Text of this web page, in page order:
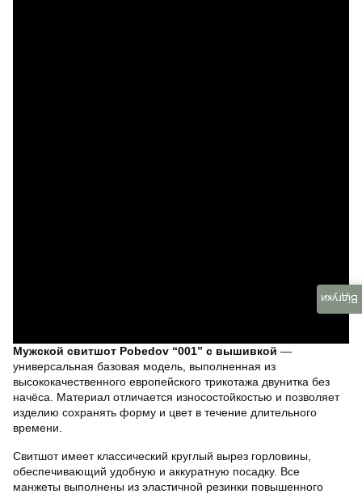
Мужской свитшот Pobedov “001” с вышивкой —
универсальная базовая модель, выполненная из
высококачественного европейского трикотажа двунитка без
начёса. Материал отличается износостойкостью и позволяет
изделию сохранять форму и цвет в течение длительного
времени.
Свитшот имеет классический круглый вырез горловины,
обеспечивающий удобную и аккуратную посадку. Все
манжеты выполнены из эластичной резинки повышенного
Відгуки